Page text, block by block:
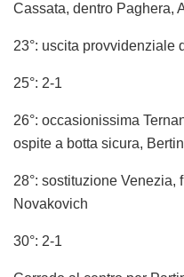
Cassata, dentro Paghera,
23°: uscita provvidenziale
25°: 2-1
26°: occasionissima
ospite a botta sicura,
28°: sostituzione Venezia,
Novakovich
30°: 2-1